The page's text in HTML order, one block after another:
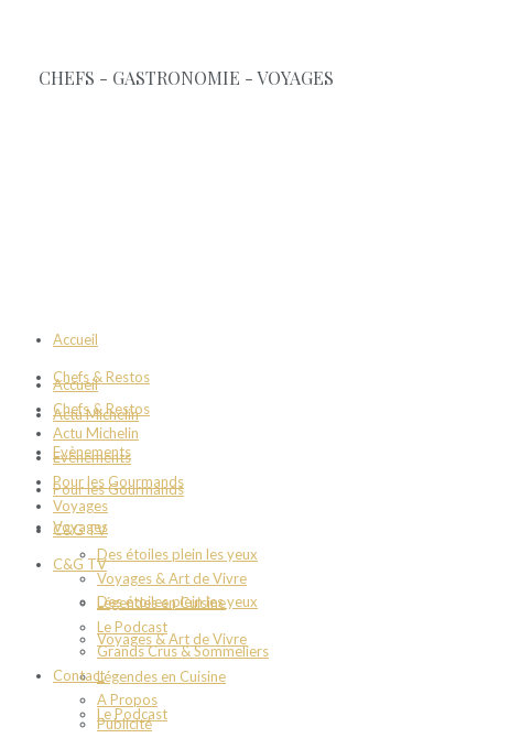
Accueil
Chefs & Restos
Actu Michelin
Evènements
Pour les Gourmands
Voyages
C&G TV
Des étoiles plein les yeux
Voyages & Art de Vivre
Légendes en Cuisine
Le Podcast
Accueil
Chefs & Restos
Actu Michelin
Evènements
Pour les Gourmands
Voyages
C&G TV
Des étoiles plein les yeux
Voyages & Art de Vivre
Légendes en Cuisine
Le Podcast
Grands Crus & Sommeliers
Contact
A Propos
Publicité